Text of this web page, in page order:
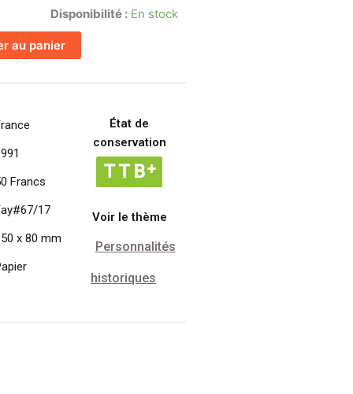
Disponibilité : En stock
au panier
Francs
17
x 80 mm
État de
conservation
Voir le thème
Personnalités
historiques